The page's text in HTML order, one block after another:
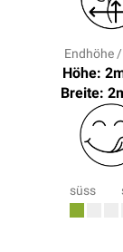
Endhöhe
Höhe:
Breite:
süss